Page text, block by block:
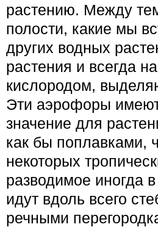
растению. Между
полости, какие мы
других водных
растения и всегда
кислородом,
Эти аэрофоры
значение для
как бы поплавками,
некоторых
разводимое иногда
идут вдоль всего
речными